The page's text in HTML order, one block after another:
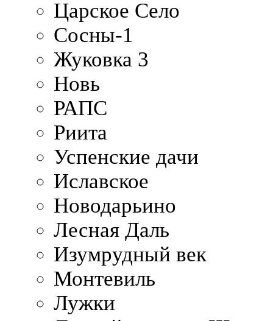
Царское Село
Сосны-1
Жуковка 3
Новь
РАПС
Риита
Успенские дачи
Иславское
Новодарьино
Лесная Даль
Изумрудный век
Монтевиль
Лужки